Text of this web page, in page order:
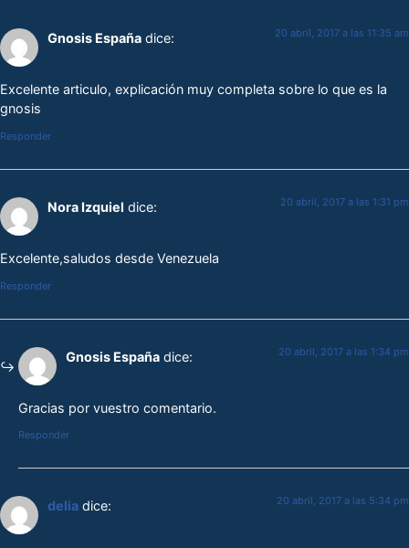
Gnosis España dice: 20 abril, 2017 a las 11:35 am
Excelente articulo, explicación muy completa sobre lo que es la
gnosis
Responder
Nora Izquiel dice: 20 abril, 2017 a las 1:31 pm
Excelente,saludos desde Venezuela
Responder
Gnosis España dice: 20 abril, 2017 a las 1:34 pm
Gracias por vuestro comentario.
Responder
delia dice: 20 abril, 2017 a las 5:34 pm